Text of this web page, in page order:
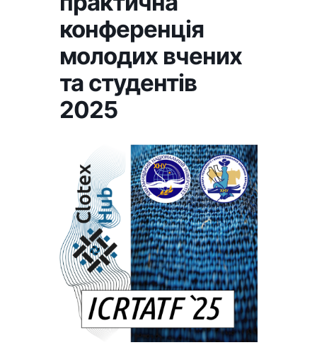
конференція
молодих вчених
та студентів
2025